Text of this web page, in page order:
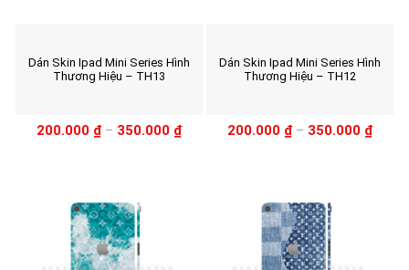
Dán Skin Ipad Mini Series Hình
Thương Hiệu – TH13
200.000 ₫– 350.000 ₫
Dán Skin Ipad Mini Series Hình
Thương Hiệu – TH12
200.000 ₫– 350.000 ₫